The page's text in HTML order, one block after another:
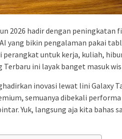
2026 hadir dengan peningkatan
yang bikin pengalaman pakai
perangkat untuk kerja, kuliah,
ini layak banget masuk
inovasi lewat lini Galaxy
semuanya dibekali
Yuk, langsung aja kita bahas